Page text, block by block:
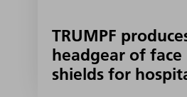
TRUMPF
headgear of face
shields for